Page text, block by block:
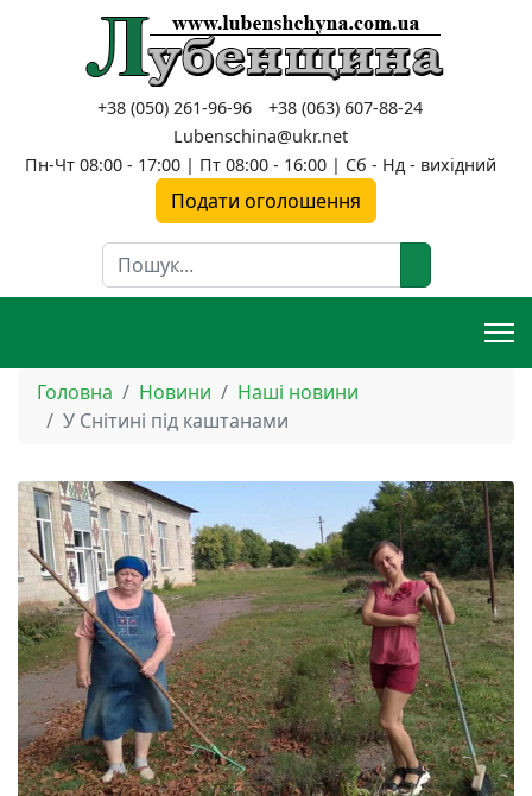
+38 (050) 261-96-96
+38 (063) 607-88-24
Lubenschina@ukr.net
Пн-Чт 08:00 - 17:00 | Пт 08:00 - 16:00 | Сб - Нд - вихідний
Подати оголошення
Пошук
Головна Новини
Наші новини
У Снітині під каштанами